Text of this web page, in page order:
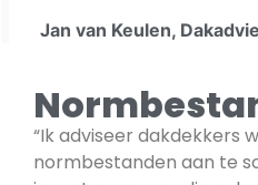
Jan van Keulen,
“Ik adviseer dakdekkers
normbestanden aan te